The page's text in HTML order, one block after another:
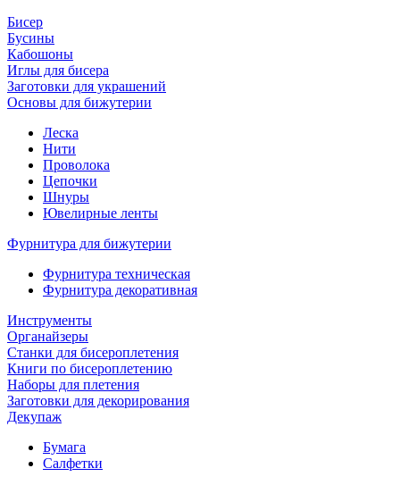
Бисер
Бусины
Кабошоны
Иглы для бисера
Заготовки для украшений
Основы для бижутерии
Леска
Нити
Проволока
Цепочки
Шнуры
Ювелирные ленты
Фурнитура для бижутерии
Фурнитура техническая
Фурнитура декоративная
Инструменты
Органайзеры
Станки для бисероплетения
Книги по бисероплетению
Наборы для плетения
Заготовки для декорирования
Декупаж
Бумага
Салфетки